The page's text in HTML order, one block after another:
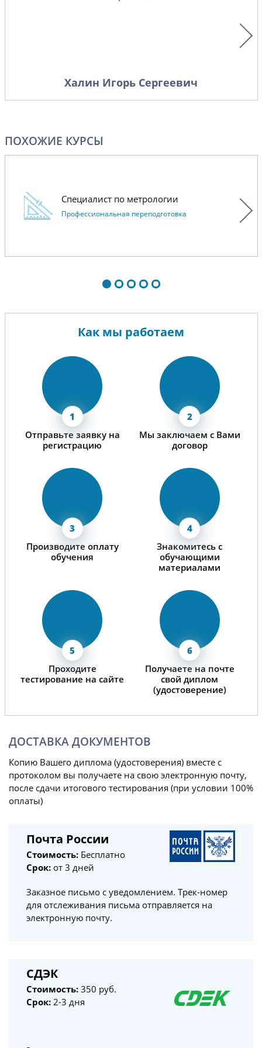
Желаем вам успехов!
Халин Игорь Сергеевич
ПОХОЖИЕ КУРСЫ
Специалист по метрологии
Профессиональная переподготовка
Как мы работаем
Отправьте заявку на
регистрацию
Мы заключаем с Вами
договор
Производите оплату
обучения
Знакомитесь с
обучающими
материалами
Проходите
тестирование на сайте
Получаете на почте
свой диплом
(удостоверение)
ДОСТАВКА ДОКУМЕНТОВ
Копию Вашего диплома (удостоверения) вместе с
протоколом вы получаете на свою электронную почту,
после сдачи итогового тестирования (при условии 100%
оплаты)
Почта России
Стоимость: Бесплатно
Срок: от 3 дней
Заказное письмо с уведомлением. Трек-номер
для отслеживания письма отправляется на
электронную почту.
СДЭК
Стоимость: 350 руб.
Срок: 2-3 дня